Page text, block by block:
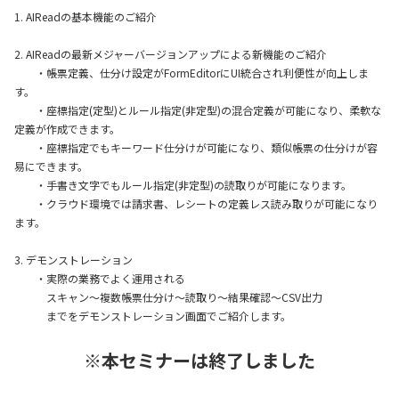
1. AIReadの基本機能のご紹介
2. AIReadの最新メジャーバージョンアップによる新機能のご紹介
・帳票定義、仕分け設定がFormEditorにUI統合され利便性が向上しま
す。
・座標指定(定型)とルール指定(非定型)の混合定義が可能になり、柔軟な
定義が作成できます。
・座標指定でもキーワード仕分けが可能になり、類似帳票の仕分けが容
易にできます。
・手書き文字でもルール指定(非定型)の読取りが可能になります。
・クラウド環境では請求書、レシートの定義レス読み取りが可能になり
ます。
3. デモンストレーション
・実際の業務でよく運用される
スキャン～複数帳票仕分け～読取り～結果確認～CSV出力
までをデモンストレーション画面でご紹介します。
※本セミナーは終了しました